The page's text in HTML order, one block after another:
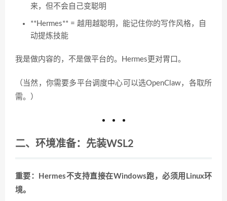
来，但不会自己变聪明
**Hermes** = 越用越聪明，能记住你的写作风格，自
动提炼技能
我是做内容的，不是做平台的。Hermes更对胃口。
（当然，你需要多平台调度中心可以选OpenClaw，各取所
需。）
二、环境准备：先装WSL2
重要：Hermes不支持直接在Windows跑，必须用Linux环
境。